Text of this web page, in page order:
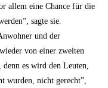
allem eine Chance für die
sagte sie.
und der
von einer zweiten
es wird den Leuten,
wurden, nicht gerecht”,